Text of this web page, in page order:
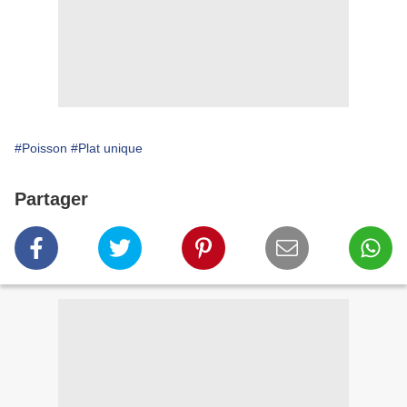
#Poisson #Plat unique
Partager